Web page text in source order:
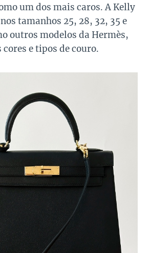
um dos mais caros. A Kelly
tamanhos 25, 28, 32, 35 e
outros modelos da Hermès,
e tipos de couro.